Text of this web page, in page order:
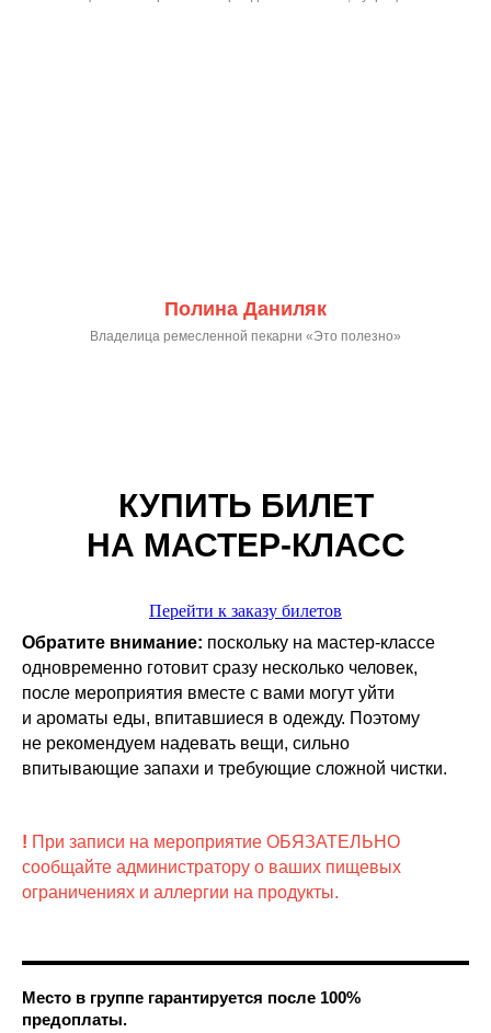
Полина Даниляк
Владелица ремесленной пекарни «Это полезно»
КУПИТЬ БИЛЕТ
НА МАСТЕР-КЛАСС
Перейти к заказу билетов
Обратите внимание: поскольку на мастер-классе
одновременно готовит сразу несколько человек,
после мероприятия вместе с вами могут уйти
и ароматы еды, впитавшиеся в одежду. Поэтому
не рекомендуем надевать вещи, сильно
впитывающие запахи и требующие сложной чистки.
! При записи на мероприятие ОБЯЗАТЕЛЬНО
сообщайте администратору о ваших пищевых
ограничениях и аллергии на продукты.
Место в группе гарантируется после 100%
предопла ты.